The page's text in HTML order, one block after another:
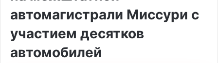
автомагистрали Миссури с
участием десятков
автомобилей